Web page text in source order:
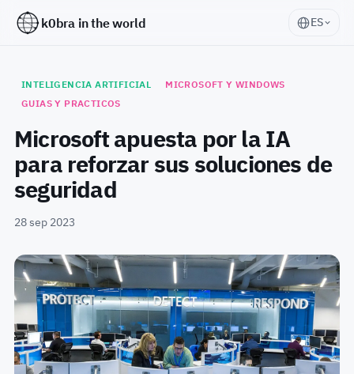
k0bra in the world ES
INTELIGENCIA ARTIFICIAL
MICROSOFT Y WINDOWS
GUIAS Y PRACTICOS
Microsoft apuesta por la IA
para reforzar sus soluciones de
seguridad
28 sep 2023